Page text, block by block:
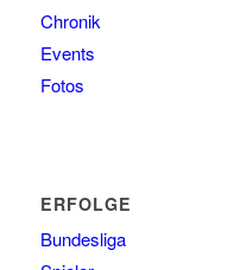
Chronik
Events
Fotos
ERFOLGE
Bundesliga